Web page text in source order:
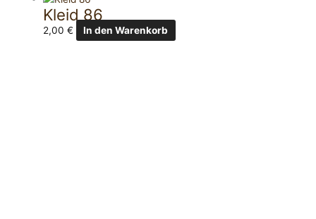
Kleid 86
2,00€ In den Warenkorb